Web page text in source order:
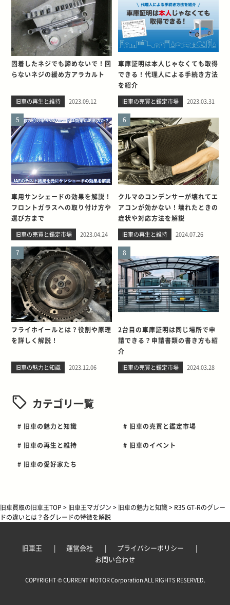
固着したネジでも諦めないで！回
らないネジの緩め方アラカルト
旧車の再生と維持 2023.09.12
車庫証明は本人じゃなくても取得
できる！代理人による手続き方法
を紹介
旧車の売買と鑑定市場 2023.03.31
5
車用サンシェードの効果を解説！
フロントガラスへの取り付け方や
選び方まで
旧車の売買と鑑定市場 2023.04.24
6
クルマのコンデンサーが壊れてエ
アコンが効かない！壊れたときの
症状や対応方法を解説
旧車の再生と維持 2024.07.26
7
フライホイールとは？役割や原理
を詳しく解説！
旧車の魅力と知識 2023.12.06
8
2台目の車庫証明は同じ場所で申
請できる？申請書類の書き方も紹
介
旧車の売買と鑑定市場 2024.03.28
カテゴリ一覧
# 旧車の魅力と知識 # 旧車の売買と鑑定市場
# 旧車の再生と維持 # 旧車のイベント
# 旧車の愛好家たち
旧車買取の旧車王TOP > 旧車王マガジン > 旧車の魅力と知識> R35 GT-Rのグレー
ドの違いとは？各グレードの特徴を解説
旧車王 運営会社
プライバシーポリシー
お問い合わせ
COPYRIGHT © CURRENT MOTOR Corporation ALL RIGHTS RESERVED.